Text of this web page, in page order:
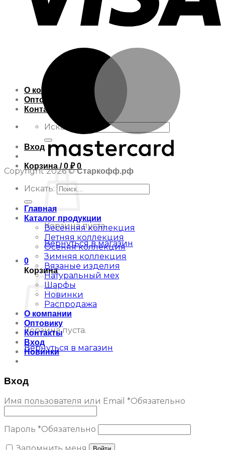
О компании
Оптовику
Контакты
Искать:
Вход
Корзина /0 ₽ 0
Корзина пуста.
Вернуться в магазин
0
Корзина
Корзина пуста.
Вернуться в магазин
Copyright 2026 ©Старкофф.рф
Искать:
Главная
Каталог продукции
Весенняя коллекция
Летняя коллекция
Осеняя коллекция
Зимняя коллекция
Вязаные изделия
Натуральный мех
Шарфы
Новинки
Распродажа
О компании
Оптовику
Контакты
Вход
Новинки
Вход
Имя пользователя или Email *Обязательно
Пароль *Обязательно